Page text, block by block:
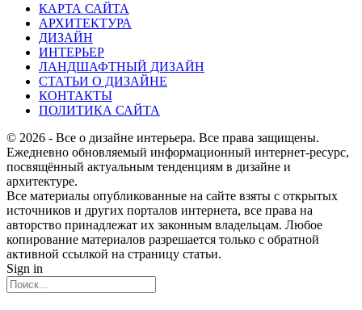
КАРТА САЙТА
АРХИТЕКТУРА
ДИЗАЙН
ИНТЕРЬЕР
ЛАНДШАФТНЫЙ ДИЗАЙН
СТАТЬИ О ДИЗАЙНЕ
КОНТАКТЫ
ПОЛИТИКА САЙТА
© 2026 - Все о дизайне интерьера. Все права защищены.
Ежедневно обновляемый информационный интернет-ресурс,
посвящённый актуальным тенденциям в дизайне и
архитектуре.
Все материалы опубликованные на сайте взяты с открытых
источников и других порталов интернета, все права на
авторство принадлежат их законным владельцам. Любое
копирование материалов разрешается только с обратной
активной ссылкой на страницу статьи.
Sign in